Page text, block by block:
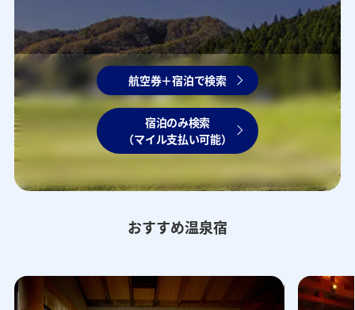
航空券＋宿泊で検索
宿泊のみ検索
（マイル支払い可能）
おすすめ温泉宿